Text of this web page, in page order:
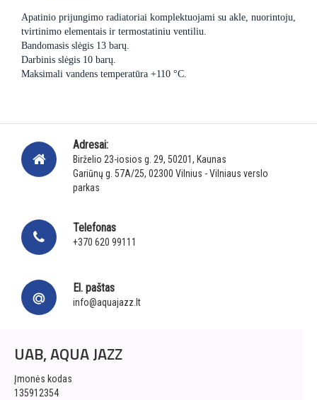
Apatinio prijungimo radiatoriai komplektuojami su akle, nuorintoju,
tvirtinimo elementais ir termostatiniu ventiliu.
Bandomasis slėgis 13 barų.
Darbinis slėgis 10 barų.
Maksimali vandens temperatūra +110 °C.
Adresai:
Birželio 23-iosios g. 29, 50201, Kaunas
Gariūnų g. 57A/25, 02300 Vilnius - Vilniaus verslo
parkas
Telefonas
+370 620 99111
El. paštas
info@aquajazz.lt
UAB, AQUA JAZZ
Įmonės kodas
135912354